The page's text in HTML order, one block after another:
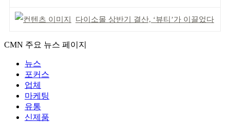
다이소몰 상반기 결산, ‘뷰티’가 이끌었다
CMN 주요 뉴스 페이지
뉴스
포커스
업체
마케팅
유통
신제품